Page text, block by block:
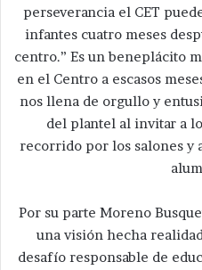
perseverancia el CET
infantes cuatro meses
centro.” Es un beneplácito
en el Centro a escasos
nos llena de orgullo y
del plantel al invitar a
recorrido por los salones y
Por su parte Moreno
una visión hecha
desafío responsable de